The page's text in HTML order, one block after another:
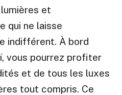
et
qui ne laisse
indifférent. À bord
vous pourrez profiter
et de tous les luxes
tout compris. Ce